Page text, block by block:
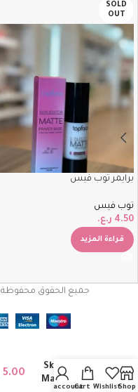
SOLD
OUT
برايمر توب فيس
توب فيس
4.50 ر.ع.
قراءة المزيد
جميع الحقوق محفوظة 2023 | تصميم وتطوير exan.app
Skin Editor
Matte Long
5.00
Shop
Wishlist
Cart
My account